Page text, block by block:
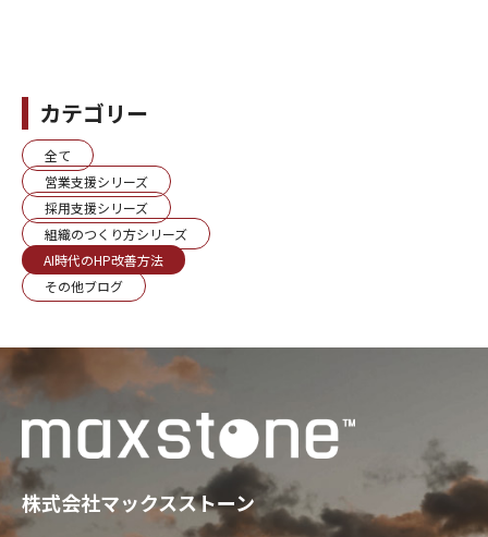
カテゴリー
全て
営業支援シリーズ
採用支援シリーズ
組織のつくり方シリーズ
AI時代のHP改善方法
その他ブログ
株式会社マックスストーン